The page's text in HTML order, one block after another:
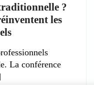
?
les
La conférence